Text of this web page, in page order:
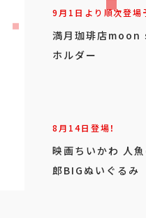
9月1日より順次登場
満月珈琲店
ホルダー
8月14日登場！
映画ちいかわ 人
郎BIGぬいぐるみ